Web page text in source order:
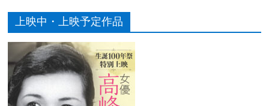
上映中・上映予定作品